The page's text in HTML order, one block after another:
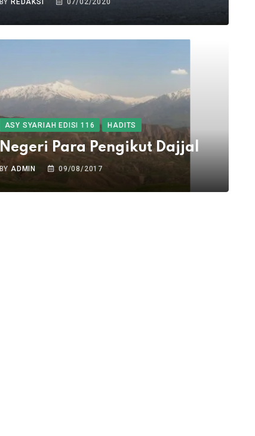
BY REDAKSI 07/02/2020
ASY SYARIAH EDISI 116 HADITS
Negeri Para Pengikut Dajjal
BYADMIN 09/08/2017